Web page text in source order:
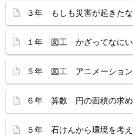
３年 もしも災害が起きた
１年 図工 かざってなにい
５年 図工 アニメーション
６年 算数 円の面積の求め
５年 石けんから環境を考